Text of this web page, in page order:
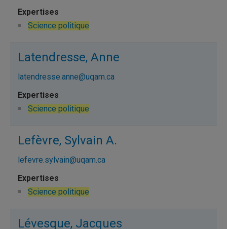
Science politique
Latendresse, Anne
latendresse.anne@uqam.ca
Science politique
Lefèvre, Sylvain A.
lefevre.sylvain@uqam.ca
Science politique
Lévesque, Jacques